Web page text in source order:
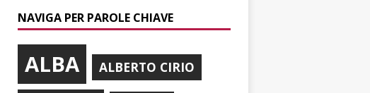
NAVIGA PER PAROLE CHIAVE
ALBA ALBERTO CIRIO